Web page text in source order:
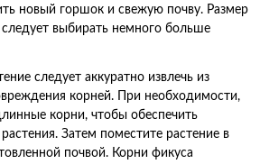
новый горшок и свежую почву. Размер
выбирать немного больше
следует аккуратно извлечь из
корней. При необходимости,
корни, чтобы обеспечить
Затем поместите растение в
почвой. Корни фикуса